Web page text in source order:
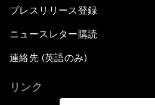
プレスリリース登録
ニュースレター購読
連絡先 (英語のみ)
リンク